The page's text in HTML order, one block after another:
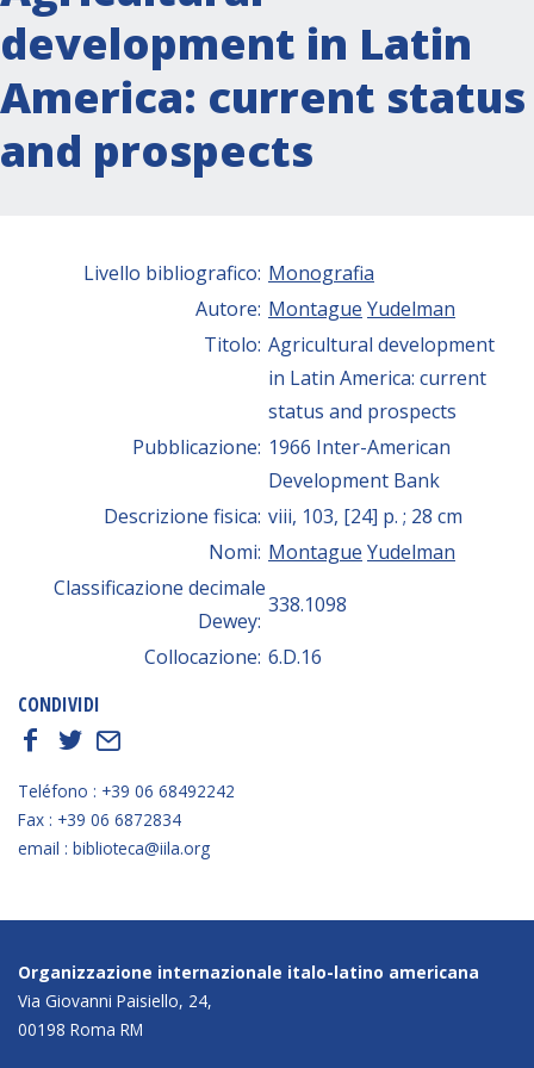
development in Latin
America: current status
and prospects
Livello bibliografico: Monografia
Autore: Montague Yudelman
Titolo: Agricultural development
in Latin America: current
status and prospects
Pubblicazione: 1966 Inter-American
Development Bank
Descrizione fisica: viii, 103, [24] p. ; 28 cm
Nomi: Montague Yudelman
Classificazione decimale
Dewey:
338.1098
Collocazione: 6.D.16
CONDIVIDI
f
t E
Teléfono : +39 06 68492242
Fax : +39 06 6872834
email : biblioteca@iila.org
Organizzazione internazionale italo-latino americana
Via Giovanni Paisiello, 24,
00198 Roma RM